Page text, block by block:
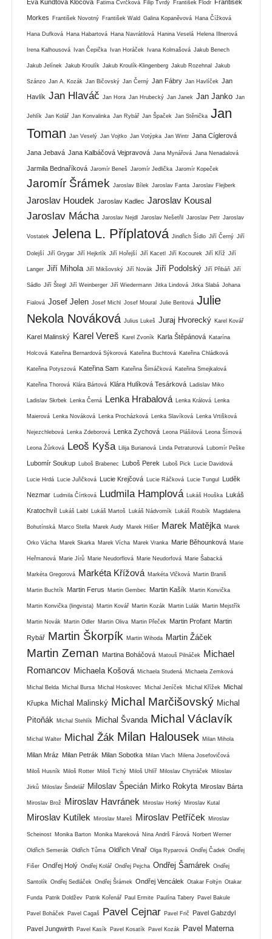
Eva Kundtová Klocová Fatima Cvrčková Filip Tvrdý František Flodr František
Morkes František Novotný František Wald Galina Kopaněvová Hana Čížková
Hana Dufková Hana Habartová Hana Navrátilová Hanina Veselá Helena Illnerová
Irena Kalhousová Ivan Čepička Ivan Horáček Ivana Kolmašová Jakub Benech
Jakub Jelínek Jakub Kroulík Jakub Kroulík-Klingenberg Jakub Rozehnal Jakub
Szánzo Jan A. Kozák Jan Bičovský Jan Černý Jan Fábry Jan Havlíček Jan
Havlík Jan Hlaváč Jan Hora Jan Hrubecký Jan Janek Jan Janko Jan
Jehlík Jan Kolář Jan Konvalinka Jan Rybář Jan Špaček Jan Stěnička Jan
Toman
Jan Veselý Jan Vojtko Jan Votýpka Jan Wintr Jana Cíglerová
Jana Jebavá Jana Kalbáčová Vejpravová Jana Mynářová Jana Nenadalová
Jarmila Bednaříková Jaromír Beneš Jaromír Jedlička Jaromír Kopeček
Jaromír Šrámek Jaroslav Bílek Jaroslav Fanta Jaroslav Flejberk
Jaroslav Houdek Jaroslav Kadlec Jaroslav Kousal
Jaroslav Mácha Jaroslav Nejdl Jaroslav Nešetřil Jaroslav Petr Jaroslav
Vostatek Jelena L. Příplatová Jindřich Šídlo Jiří Černý Jiří
Dolejší Jiří Grygar Jiří Hejkrlík Jiří Hořejší Jiří Kacetl Jiří Kocourek Jiří Kříž Jiří
Langer Jiří Mihola Jiří Mikšovský Jiří Novák Jiří Podolský Jiří Přibáň Jiří
Sádlo Jiří Štegl Jiří Weinberger Jiří Wiedermann Jitka Lindová Jitka Slabá Johana
Fialová Josef Jelen Josef Michl Josef Moural Julie Beritová Julie
Nekola Nováková Julius Lukeš Juraj Hvorecký Karel Kovář
Karel Malinský Karel Vereš Karel Zvoník Karla Štěpánová Katarína
Holcová Kateřina Bernardová Sýkorová Kateřina Buchtová Kateřina Chládková
Kateřina Potyszová Kateřina Sam Kateřina Šimáčková Kateřina Smejkalová
Kateřina Thorová Klára Bártová Klára Hulíková Tesárková Ladislav Miko
Ladislav Skrbek Lenka Černá Lenka Hrabalová Lenka Králová Lenka
Maierová Lenka Nováková Lenka Procházková Lenka Slavíková Lenka Vrtišková
Nejezchlebová Lenka Zdeborová Lenka Zychová Leona Plášilová Leona Šímová
Leona Žůrková Leoš Kyša Lilija Burianová Linda Petraturová Lubomír Peške
Lubomír Soukup Luboš Brabenec Luboš Perek Luboš Pick Lucie Davidová
Lucie Hrdá Lucie Juřičková Lucie Krejčová Lucie Ráčková Lucie Tungul Luděk
Nezmar Ludmila Čírtková Ludmila Hamplová Lukáš Houška Lukáš
Kratochvíl Lukáš Laibl Lukáš Martoš Lukáš Nádvorník Lukáš Roubík Magdalena
Bohutínská Marco Stella Marek Audy Marek Hilšer Marek Matějka Marek
Orko Vácha Marek Skarka Marek Vícha Marek Vranka Marie Běhounková Marie
Heřmanová Marie Jírů Marie Neudorflová Marie Neudorfová Marie Šabacká
Markéta Gregorová Markéta Křížová Markéta Vlčková Martin Braniš
Martin Buchtík Martin Ferus Martin Gembec Martin Kašík Martin Konvička
Martin Konvička (lingvista) Martin Kovář Martin Kozák Martin Lulák Martin Mejstřík
Martin Novák Martin Odler Martin Oliva Martin Přeček Martin Profant Martin
Rybář Martin Škorpík Martin Wihoda Martin Žáček
Martin Zeman Martina Boháčová Matouš Pilnáček
Michael
Romancov Michaela Košová Michaela Studená Michaela Zemková
Michal Belda Michal Bursa Michal Hoskovec Michal Jeníček Michal Křížek Michal
Křupka Michal Malinský Michal Marčišovský Michal
Pitoňák
Michal Stehlík Michal Švanda Michal Václavík
Michal Walter Michal Žák Milan Halousek Milan Mihola
Milan Mráz Milan Petrák Milan Sobotka Milan Vlach Milena Josefovičová
Miloš Husník Miloš Rotter Miloš Tichý Miloš Uhlíř Miloslav Chytráček Miloslav
Jirků Miloslav Šindelář Miloslav Špecián Mirko Rokyta Miroslav Bárta
Miroslav Brož Miroslav Havránek Miroslav Horký Miroslav Kutal
Miroslav Kutílek Miroslav Mareš Miroslav Petříček Miroslav
Scheinost Monika Barton Monika Mareková Nina Andrš Fárová Norbert Werner
Oldřich Semerák Oldřich Tůma Oldřich Vinař Olga Ryparová Ondřej Čadek Ondřej
Fišer Ondřej Holý Ondřej Kolář Ondřej Pejcha Ondřej Šamárek Ondřej
Santolík Ondřej Sedláček Ondřej Šrámek Ondřej Vencálek Otakar Foltýn Otakar
Funda Patrik Doldžev Patrik Kořenář Paul Ermite Paulína Tabery Pavel Bakule
Pavel Boháček Pavel Cagaš Pavel Cejnar Pavel Frič Pavel Gabzdyl
Pavel Jungwirth Pavel Kasík Pavel Kosatík Pavel Kozák Pavel Materna